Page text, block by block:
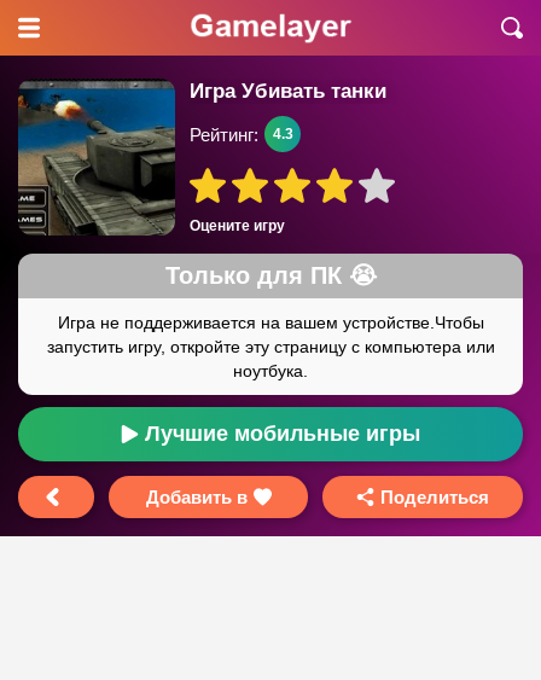
Игра Убивать танки
Оцените игру
Рейтинг: 4.3
Лучшие мобильные игры
Добавить в Поделиться